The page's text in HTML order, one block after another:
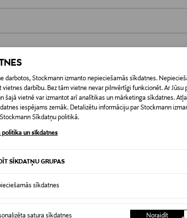
darbotos, Stockmann izmanto nepieciešamās sīkdatnes.
vietnes darbību. Bez tām vietne nevar pilnvērtīgi funkcionēt. Ar Jūsu
šajā vietnē var izmantot arī analītikas un mārketinga sīkdatnes.
iespējams zemāk. Detalizētu informāciju par Stockmann
Sīkdatņu politikā.
politika un sīkdatnes
SĪKDATŅU GRUPAS
sīkdatnes
satura sīkdatnes Noraidīt
saņemšanas brīža. Atgriešana ir bezmaksas,
preces, ja to zīmogs ir atvērts. Aizzīmogotiem